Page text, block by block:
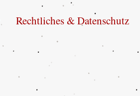
Rechtliches & Datenschutz